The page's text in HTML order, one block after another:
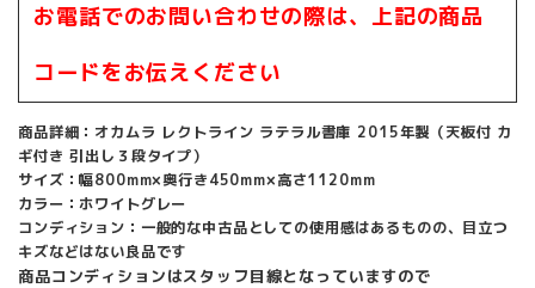
お電話でのお問い合わせの際は、上記の商品
コードをお伝えください
商品詳細：オカムラ レクトライン ラテラル書庫 2015年製（天板付 カ
ギ付き 引出し３段タイプ）
サイズ：幅800mm×奥行き450mm×高さ1120mm
カラー：ホワイトグレー
コンディション：一般的な中古品としての使用感はあるものの、目立つ
キズなどはない良品です
商品コンディションはスタッフ目線となっていますので